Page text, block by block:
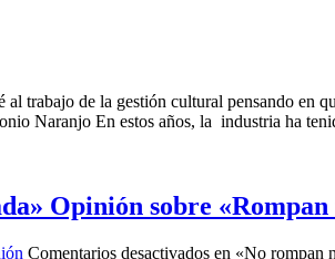
al trabajo de la gestión cultural pensando en
Naranjo En estos años, la industria ha
Opinión sobre «Rompan
Comentarios desactivados en «No rompan